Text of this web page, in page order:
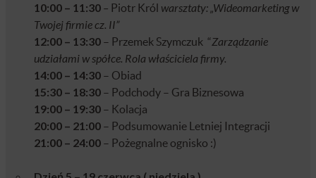
10:00 – 11:30 – Piotr Król warsztaty: „Wideomarketing w
Twojej firmie cz. II”
12:00 – 13:30 – Przemek Szymczuk “Zarządzanie
udziałami w spółce. Rola właściciela firmy.
14:00 – 14:30 – Obiad
15:30 – 18:30 – Podchody – Gra Biznesowa
19:00 – 19:30 – Kolacja
20:00 – 21:00 – Podsumowanie Letniej Integracji
21:00 – 24:00 – Pożegnalne ognisko :)